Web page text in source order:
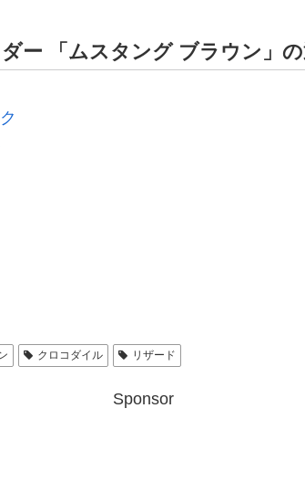
ー 「ムスタング ブラウン」
クロコダイル リザード
Sponsor